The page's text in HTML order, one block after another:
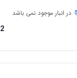
در انبار موجود نمی باشد